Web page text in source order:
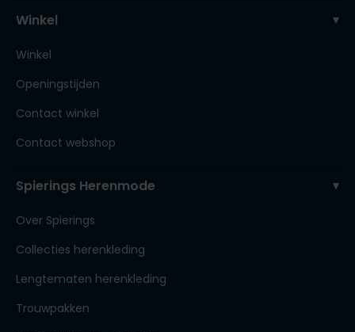
Winkel
Winkel
Openingstijden
Contact winkel
Contact webshop
Spierings Herenmode
Over Spierings
Collecties herenkleding
Lengtematen herenkleding
Trouwpakken